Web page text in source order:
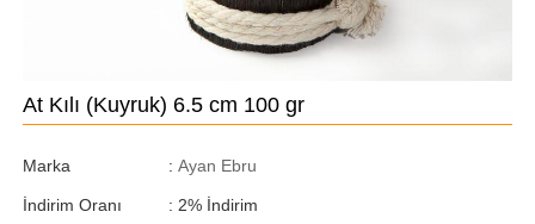
At Kılı (Kuyruk) 6.5 cm 100 gr
Marka : Ayan Ebru
İndirim Oranı : %
2 İndirim